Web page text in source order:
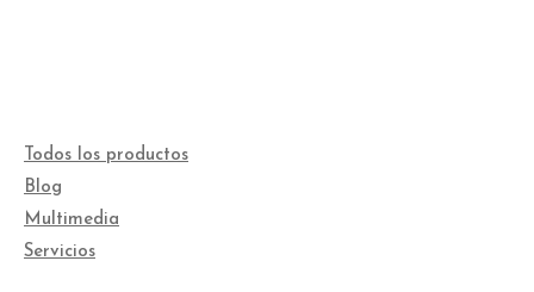
Todos los productos
Blog
Multimedia
Servicios